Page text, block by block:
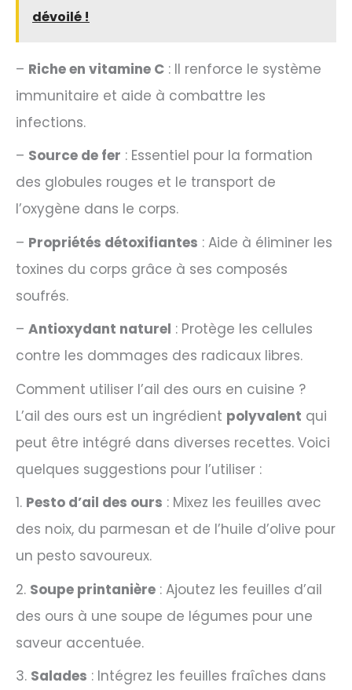
dévoilé !
– Riche en vitamine C : Il renforce le système
immunitaire et aide à combattre les
infections.
– Source de fer : Essentiel pour la formation
des globules rouges et le transport de
l’oxygène dans le corps.
– Propriétés détoxifiantes : Aide à éliminer les
toxines du corps grâce à ses composés
soufrés.
– Antioxydant naturel : Protège les cellules
contre les dommages des radicaux libres.
Comment utiliser l’ail des ours en cuisine ?
L’ail des ours est un ingrédient polyvalent qui
peut être intégré dans diverses recettes. Voici
quelques suggestions pour l’utiliser :
1. Pesto d’ail des ours : Mixez les feuilles avec
des noix, du parmesan et de l’huile d’olive pour
un pesto savoureux.
2. Soupe printanière : Ajoutez les feuilles d’ail
des ours à une soupe de légumes pour une
saveur accentuée.
3. Salades : Intégrez les feuilles fraîches dans